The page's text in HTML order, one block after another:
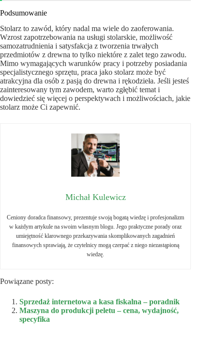
Podsumowanie
Stolarz to zawód, który nadal ma wiele do zaoferowania.
Wzrost zapotrzebowania na usługi stolarskie, możliwość
samozatrudnienia i satysfakcja z tworzenia trwałych
przedmiotów z drewna to tylko niektóre z zalet tego zawodu.
Mimo wymagających warunków pracy i potrzeby posiadania
specjalistycznego sprzętu, praca jako stolarz może być
atrakcyjna dla osób z pasją do drewna i rękodzieła. Jeśli jesteś
zainteresowany tym zawodem, warto zgłębić temat i
dowiedzieć się więcej o perspektywach i możliwościach, jakie
stolarz może Ci zapewnić.
Michał Kulewicz
Ceniony doradca finansowy, prezentuje swoją bogatą wiedzę i profesjonalizm
w każdym artykule na swoim własnym blogu. Jego praktyczne porady oraz
umiejętność klarownego przekazywania skomplikowanych zagadnień
finansowych sprawiają, że czytelnicy mogą czerpać z niego niezastąpioną
wiedzę.
Powiązane posty:
Sprzedaż internetowa a kasa fiskalna – poradnik
Maszyna do produkcji peletu – cena, wydajność,
specyfika